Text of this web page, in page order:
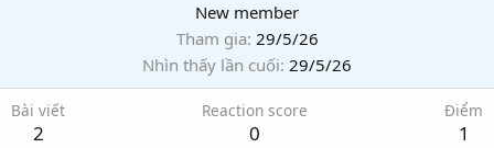
New member
Tham gia 29/5/26
Nhìn thấy lần cuối 29/5/26
Bài viết
2
Reaction score
0
Điểm
1